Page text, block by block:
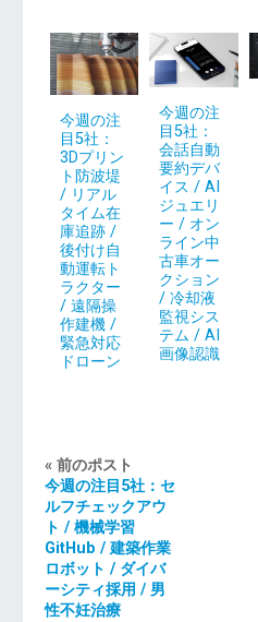
今週の注
目5社：
3Dプリン
ト防波堤
/ リアル
タイム在
庫追跡 /
後付け自
動運転ト
ラクター
/ 遠隔操
作建機 /
緊急対応
ドローン
今週の注
目5社：
会話自動
要約デバ
イス / AI
ジュエリ
ー / オン
ライン中
古車オー
クション
/ 冷却液
監視シス
テム / AI
画像認識
« 前のポスト
今週の注目5社：セ
ルフチェックアウ
ト / 機械学習
GitHub / 建築作業
ロボット / ダイバ
ーシティ採用 / 男
性不妊治療